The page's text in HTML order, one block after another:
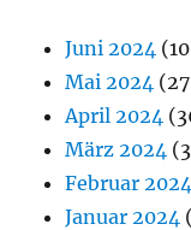
Juni 2024
Mai 2024
April 2024
März 2024
Februar 2024
Januar 2024